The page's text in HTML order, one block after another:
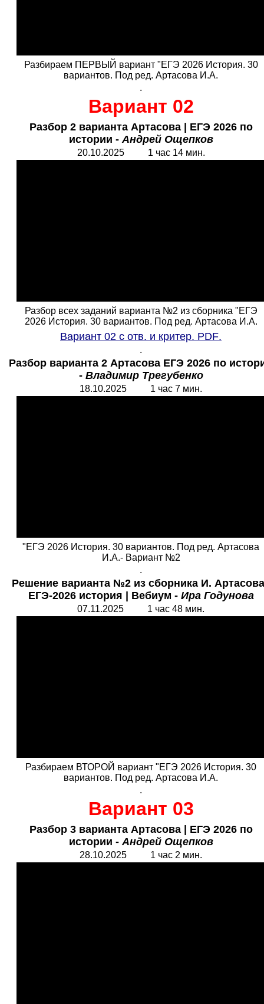
Разбираем ПЕРВЫЙ вариант "ЕГЭ 2026 История. 30
вариантов. Под ред. Артасова И.А.
.
Вариант 02
Разбор 2 варианта Артасова
ЕГЭ 2026 по
истории -Андрей Ощепков
20.10.2025 1 час 14 мин.
Разбор всех заданий варианта №2 из сборника "ЕГЭ
2026 История. 30 вариантов. Под ред. Артасова И.А.
Вариант 02 с отв. и критер. PDF.
.
Разбор варианта 2 Артасова ЕГЭ 2026 по
- Владимир Трегубенко
18.10.2025 1 час 7 мин.
"ЕГЭ 2026 История. 30 вариантов. Под ред. Артасова
И.А.- Вариант №2
.
Решение варианта №2 из сборника И.
ЕГЭ-2026 история
Вебиум - Ира Годунова
07.11.2025 1 час 48 мин.
Разбираем ВТОРОЙ вариант "ЕГЭ 2026 История. 30
вариантов. Под ред. Артасова И.А.
.
Вариант 03
Разбор 3 варианта Артасова
ЕГЭ 2026 по
истории -Андрей Ощепков
28.10.2025 1 час 2 мин.